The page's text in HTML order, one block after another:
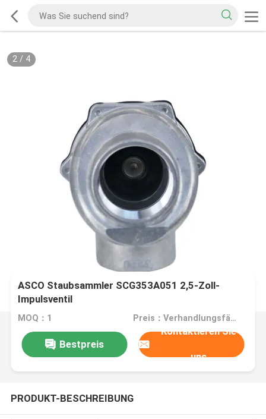
2/ 4
ASCO Staubsammler SCG353A051 2,5-Zoll-
Impulsventil
MOQ：1 Preis：Verhandlungsfähig
Bestpreis
Kontaktieren Sie
uns
PRODUKT-BESCHREIBUNG